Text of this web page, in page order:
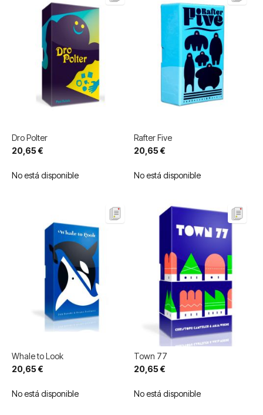
Dro Polter
20,65 €
No está disponible
Rafter Five
20,65 €
No está disponible
Whale to Look
20,65 €
No está disponible
Town 77
20,65 €
No está disponible